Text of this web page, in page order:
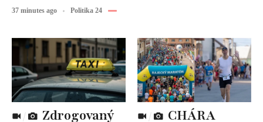
37 minutes ago Politika 24